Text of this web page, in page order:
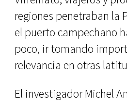
regiones penetraban la
el puerto campechano
poco, ir tomando
relevancia en otras
El investigador Michel